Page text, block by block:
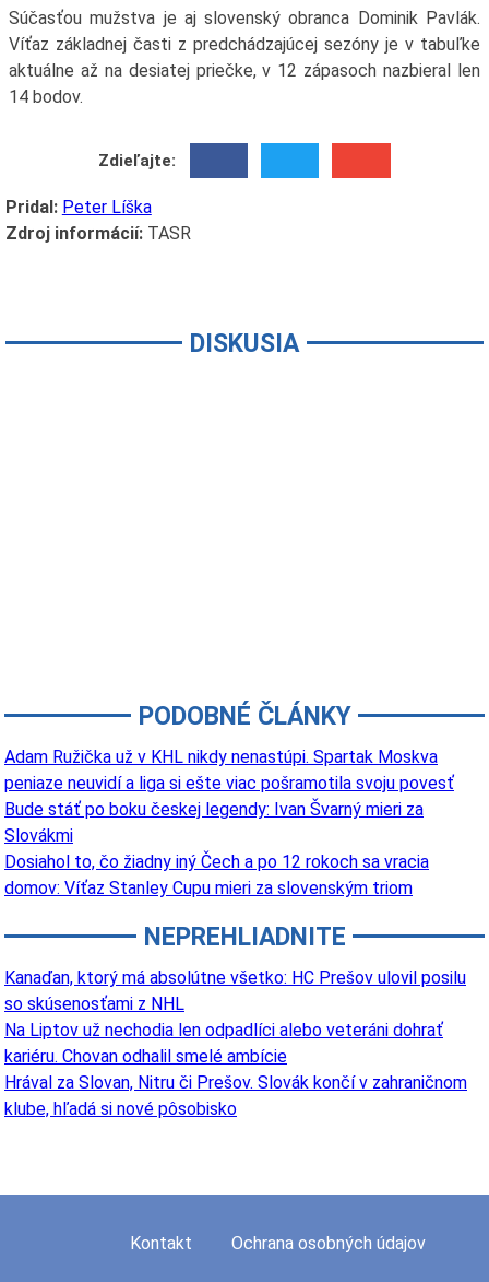
Súčasťou mužstva je aj slovenský obranca Dominik Pavlák.
Víťaz základnej časti z predchádzajúcej sezóny je v tabuľke
aktuálne až na desiatej priečke, v 12 zápasoch nazbieral len
14 bodov.
Zdieľajte:
Pridal: Peter Líška
Zdroj informácií:TASR
DISKUSIA
PODOBNÉ ČLÁNKY
Adam Ružička už v KHL nikdy nenastúpi. Spartak Moskva
peniaze neuvidí a liga si ešte viac pošramotila svoju povesť
Bude stáť po boku českej legendy: Ivan Švarný mieri za
Slovákmi
Dosiahol to, čo žiadny iný Čech a po 12 rokoch sa vracia
domov: Víťaz Stanley Cupu mieri za slovenským triom
NEPREHLIADNITE
Kanaďan, ktorý má absolútne všetko: HC Prešov ulovil posilu
so skúsenosťami z NHL
Na Liptov už nechodia len odpadlíci alebo veteráni dohrať
kariéru. Chovan odhalil smelé ambície
Hrával za Slovan, Nitru či Prešov. Slovák končí v zahraničnom
klube, hľadá si nové pôsobisko
Kontakt Ochrana osobných údajov